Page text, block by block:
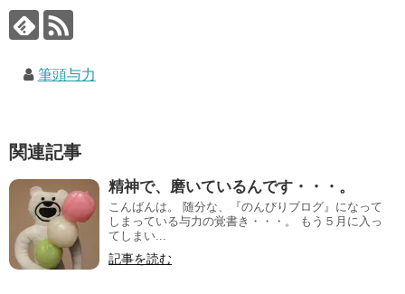
筆頭与力
関連記事
精神で、磨いているんです・・・。
こんばんは。 随分な、『のんびりブログ』になって
しまっている与力の覚書き・・・。 もう５月に入っ
てしまい...
記事を読む